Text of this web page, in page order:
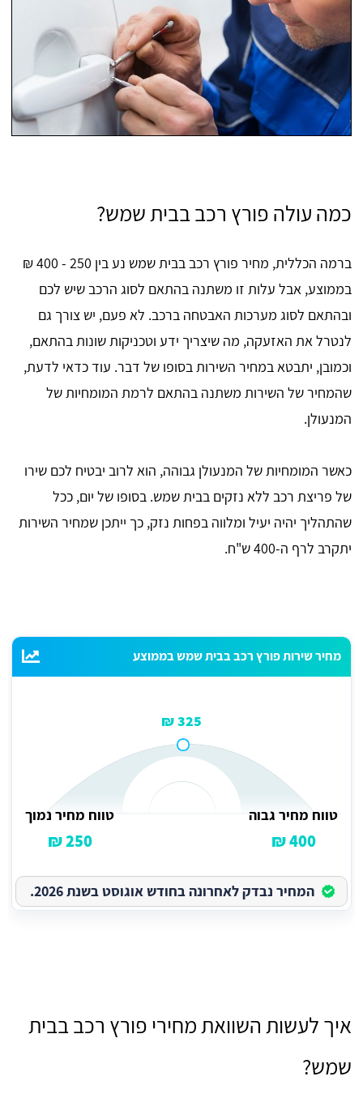
כמה עולה פורץ רכב בבית שמש?
ברמה הכללית, מחיר פורץ רכב בבית שמש נע בין 250 - 400 ₪
בממוצע, אבל עלות זו משתנה בהתאם לסוג הרכב שיש לכם
ובהתאם לסוג מערכות האבטחה ברכב. לא פעם, יש צורך גם
לנטרל את האזעקה, מה שיצריך ידע וטכניקות שונות בהתאם,
וכמובן, יתבטא במחיר השירות בסופו של דבר. עוד כדאי לדעת,
שהמחיר של השירות משתנה בהתאם לרמת המומחיות של
המנעולן.
כאשר המומחיות של המנעולן גבוהה, הוא לרוב יבטיח לכם שירו
של פריצת רכב ללא נזקים בבית שמש. בסופו של יום, ככל
שהתהליך יהיה יעיל ומלווה בפחות נזק, כך ייתכן שמחיר השירות
יתקרב לרף ה-400 ש"ח.
מחיר שירות פורץ רכב בבית שמש בממוצע
325 ₪
טווח מחיר גבוה
400 ₪
טווח מחיר נמוך
250 ₪
המחיר נבדק לאחרונה בחודש אוגוסט בשנת 2026.
איך לעשות השוואת מחירי פורץ רכב בבית
שמש?